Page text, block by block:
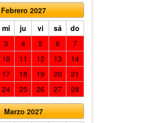
Febrero 2027
mi ju vi sá
do
3 4 5 6
7
10 11 12 13
14
17 18 19 20
21
24 25 26 27 28
Marzo 2027